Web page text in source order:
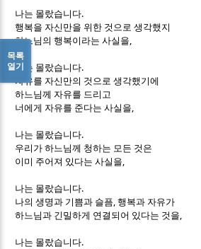
나는 몰랐습니다.
행복을 자신만을 위한 것으로 생각했지
하느님의 행복이라는 사실을,
나는 몰랐습니다.
자유를 자신만의 것으로 생각했기에
하느님께 자유를 드리고
너에게 자유를 준다는 사실을,
나는 몰랐습니다.
우리가 하느님께 청하는 모든 것은
이미 주어져 있다는 사실을,
나는 몰랐습니다.
나의 생명과 기쁨과 슬픔,행복과 자유가
하느님과 긴밀하게 연결되어 있다는 것을,
나는 몰랐습니다.
목록
열기